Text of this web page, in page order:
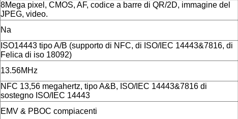
8Mega pixel, CMOS, AF, codice a barre di QR/2D, immagine del
JPEG, video.
Na
ISO14443 tipo A/B (supporto di NFC, di ISO/IEC 14443&7816, di
Felica di iso 18092)
13.56MHz
NFC 13,56 megahertz, tipo A&B, ISO/IEC 14443&7816 di
sostegno ISO/IEC 14443
EMV & PBOC compiacenti